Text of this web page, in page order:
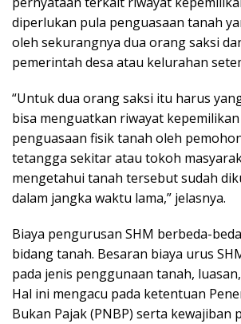
diperlukan pula penguasaan tanah
oleh sekurangnya dua orang saksi
pemerintah desa atau kelurahan
“Untuk dua orang saksi itu harus
bisa menguatkan riwayat
penguasaan fisik tanah oleh
tetangga sekitar atau tokoh
mengetahui tanah tersebut sudah
dalam jangka waktu lama,” jelasnya.
Biaya pengurusan SHM berbeda-
bidang tanah. Besaran biaya urus
pada jenis penggunaan tanah,
Hal ini mengacu pada ketentuan
Bukan Pajak (PNBP) serta kewajiban